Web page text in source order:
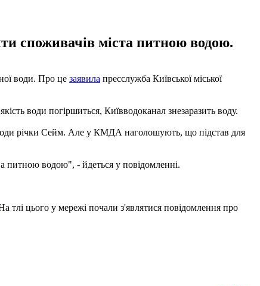
споживачів міста питною водою.
води. Про це заявила пресслужба Київської міської
води погіршиться, Київводоканал знезаразить воду.
води річки Сейм. Але у КМДА наголошують, що підстав для
питною водою", - йдеться у повідомленні.
тлі цього у мережі почали з'являтися повідомлення про